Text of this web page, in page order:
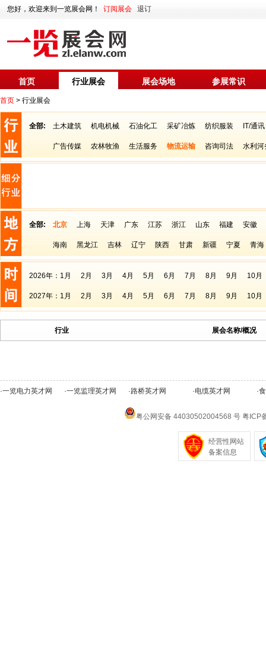
您好，欢迎来到一览展会网！ 订阅展会 退订
首页 行业展会 展会场地 参展常识
首页 > 行业展会
全部: 土木建筑 机电机械 石油化工 采矿冶炼 纺织服装 IT/通讯
广告传媒 农林牧渔 生活服务 物流运输 咨询司法 水利河
全部: 北京 上海 天津 广东 江苏 浙江 山东 福建 安徽
海南 黑龙江 吉林 辽宁 陕西 甘肃 新疆 宁夏 青海
2026年： 1月 2月 3月 4月 5月 6月 7月 8月 9月 10月
2027年： 1月 2月 3月 4月 5月 6月 7月 8月 9月 10月
行业 展会名称/概况
·一览电力英才网 ·一览监理英才网 ·路桥英才网 ·电缆英才网 ·
粤公网安备 44030502004568 号 粤ICP
经营性网站
备案信息